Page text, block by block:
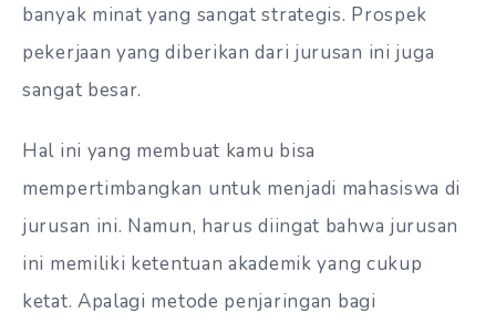
banyak minat yang sangat strategis. Prospek
pekerjaan yang diberikan dari jurusan ini juga
sangat besar.
Hal ini yang membuat kamu bisa
mempertimbangkan untuk menjadi mahasiswa di
jurusan ini. Namun, harus diingat bahwa jurusan
ini memiliki ketentuan akademik yang cukup
ketat. Apalagi metode penjaringan bagi